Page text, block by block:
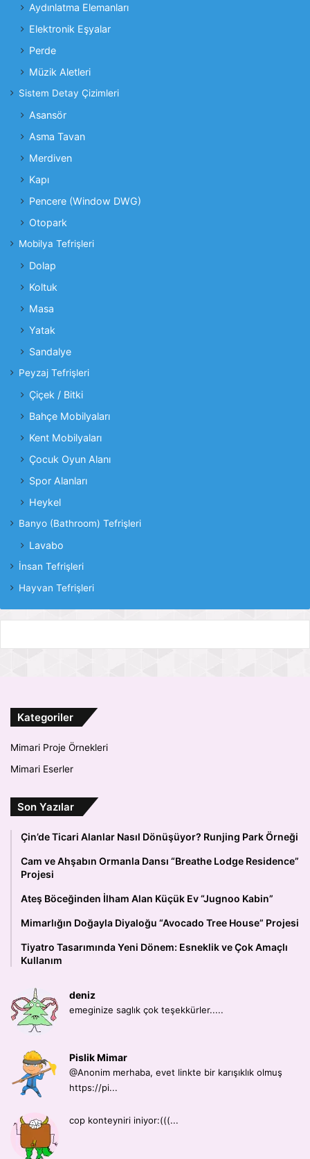
Aydınlatma Elemanları
Elektronik Eşyalar
Perde
Müzik Aletleri
Sistem Detay Çizimleri
Asansör
Asma Tavan
Merdiven
Kapı
Pencere (Window DWG)
Otopark
Mobilya Tefrişleri
Dolap
Koltuk
Masa
Yatak
Sandalye
Peyzaj Tefrişleri
Çiçek / Bitki
Bahçe Mobilyaları
Kent Mobilyaları
Çocuk Oyun Alanı
Spor Alanları
Heykel
Banyo (Bathroom) Tefrişleri
Lavabo
İnsan Tefrişleri
Hayvan Tefrişleri
Kategoriler
Mimari Proje Örnekleri
Mimari Eserler
Son Yazılar
Çin’de Ticari Alanlar Nasıl Dönüşüyor? Runjing Park Örneği
Cam ve Ahşabın Ormanla Dansı “Breathe Lodge Residence”
Projesi
Ateş Böceğinden İlham Alan Küçük Ev “Jugnoo Kabin”
Mimarlığın Doğayla Diyaloğu “Avocado Tree House” Projesi
Tiyatro Tasarımında Yeni Dönem: Esneklik ve Çok Amaçlı
Kullanım
deniz
emeginize saglık çok teşekkürler.....
Pislik Mimar
@Anonim merhaba, evet linkte bir karışıklık olmuş
https://pi...
cop konteyniri iniyor:(((...